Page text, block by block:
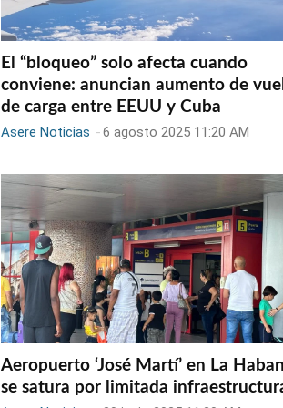
El “bloqueo” solo afecta cuando
conviene: anuncian aumento de
de carga entre EEUU y Cuba
Asere Noticias -6 agosto 2025 11:20 AM
Aeropuerto ‘José Martí’ en La
se satura por limitada